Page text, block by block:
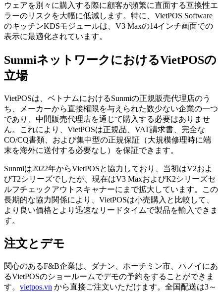
ウェアを別々に購入する際に顧客が頻繁に直面する互換性エ
ラーのリスクを大幅に低減します。特に、VietPOS Software
のキッチンKDSモジュールは、V3 Maxの14インチ画面での
表示に最適化されています。
SunmiネットワークにおけるVietPOSの
立場
VietPOSは、ベトナムにおけるSunmiの正規販売代理店のう
ち、メーカーから直接権限を与えられた数少ない企業の一つ
であり、中間販売代理店を通じて購入する必要はありませ
ん。これにより、VietPOSは正規品、VAT請求書、完全な
CO/CQ書類、および集中型の正規保証（大規模修理時に端
末を海外に送付する必要なし）を保証できます。
Sunmiは2022年からVietPOSと協力しており、当初はV2およ
びT2シリーズでしたが、現在はV3 MaxおよびK2シリーズセ
ルフチェックアウトスキャナーにまで拡大しています。この
長期的な協力関係により、VietPOSは小売購入と比較して、
より良い価格とより迅速なリードタイムで製品を輸入できま
す。
注文とデモ
関心のあるF&B企業は、ダナン、ホーチミン市、ハノイにあ
るVietPOSのショールームでデモの予約をすることができま
す。 vietpos.vn から直接ご注文いただけます。全国配送は3～